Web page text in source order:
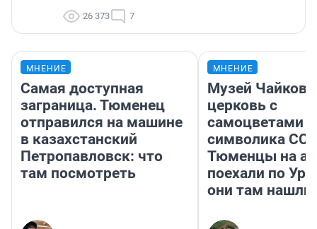
26 373 7
МНЕНИЕ
Самая доступная
заграница. Тюменец
отправился на машине
в казахстанский
Петропавловск: что
там посмотреть
МНЕНИЕ
Музей
церковь с
самоцветами
символика
Тюменцы на
поехали по
они там нашли